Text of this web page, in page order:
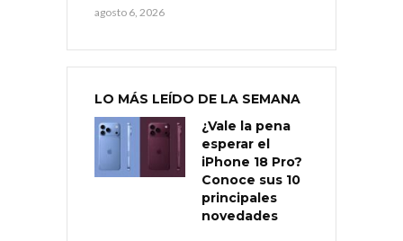
agosto 6, 2026
LO MÁS LEÍDO DE LA SEMANA
¿Vale la pena
esperar el
iPhone 18 Pro?
Conoce sus 10
principales
novedades